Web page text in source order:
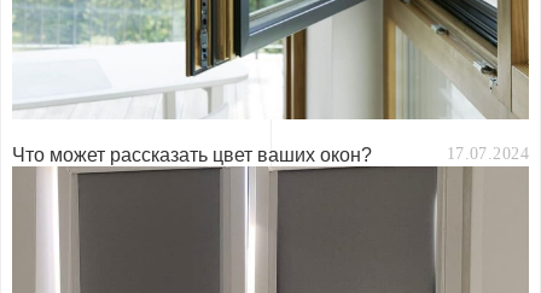
Что может рассказать цвет ваших окон? 17.07.2024